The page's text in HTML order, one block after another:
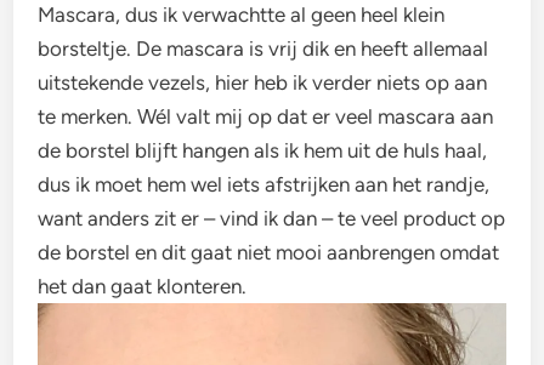
Mascara, dus ik verwachtte al geen heel klein
borsteltje. De mascara is vrij dik en heeft allemaal
uitstekende vezels, hier heb ik verder niets op aan
te merken. Wél valt mij op dat er veel mascara aan
de borstel blijft hangen als ik hem uit de huls haal,
dus ik moet hem wel iets afstrijken aan het randje,
want anders zit er – vind ik dan – te veel product op
de borstel en dit gaat niet mooi aanbrengen omdat
het dan gaat klonteren.